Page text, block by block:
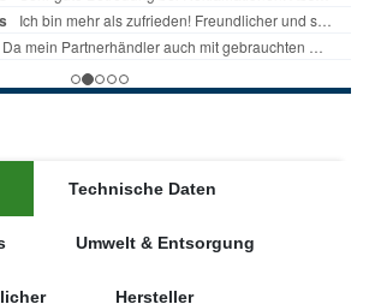
Technische Daten
Umwelt & Entsorgung
Hersteller